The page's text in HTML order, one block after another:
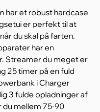
har et robust hardcase
er perfekt til at
du skal på farten.
har en
Streamer du meget er
25 timer på en fuld
i Charger
3 fulde opladninger af
mellem 75-90